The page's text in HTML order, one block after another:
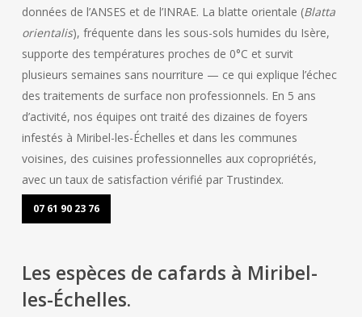
données de l’ANSES et de l’INRAE. La blatte orientale (Blatta
orientalis), fréquente dans les sous-sols humides du Isère,
supporte des températures proches de 0°C et survit
plusieurs semaines sans nourriture — ce qui explique l’échec
des traitements de surface non professionnels. En 5 ans
d’activité, nos équipes ont traité des dizaines de foyers
infestés à Miribel-les-Échelles et dans les communes
voisines, des cuisines professionnelles aux copropriétés,
avec un taux de satisfaction vérifié par Trustindex.
07 61 90 23 76
Les espèces de cafards à Miribel-
les-Échelles.